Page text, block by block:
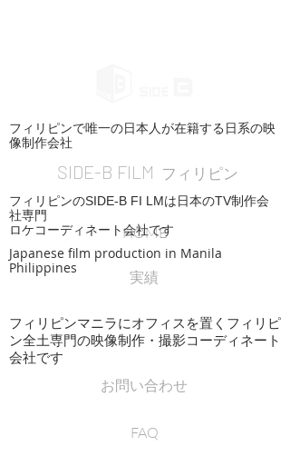
フィリピンで唯一の日本人が在籍する日系の映
像制作会社
SIDE-B FILM フィリピン
Japanese film production in Manila
Philippines
HOME
実績
フィリピンのSIDE-B FI LMは日本のTV制作会
社専門
ロケコーディネート会社です
フィリピンマニラにオフィスを置くフィリピ
ン全土専門の映像制作・撮影コーディネート
会社です
お問い合わせ
FAQ